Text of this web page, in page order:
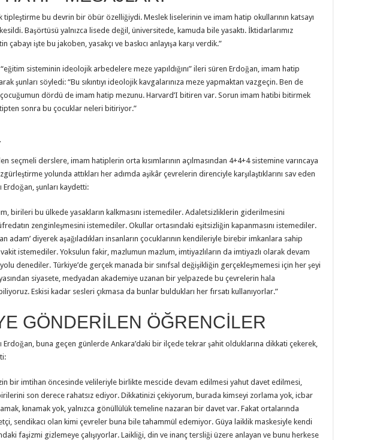
tipleştirme bu devrin bir öbür özelliğiydi. Meslek liselerinin ve imam hatip okullarının katsayı
Başörtüsü yalnızca lisede değil, üniversitede, kamuda bile yasaktı. İktidarlarımız
çabayı işte bu jakoben, yasakçı ve baskıcı anlayışa karşı verdik.”
sisteminin ideolojik arbedelere meze yapıldığını” ileri süren Erdoğan, imam hatip
şunları söyledi: “Bu sıkıntıyı ideolojik kavgalarınıza meze yapmaktan vazgeçin. Ben de
dördü de imam hatip mezunu. Harvard’I bitiren var. Sorun imam hatibi bitirmek
sonra bu çocuklar neleri bitiriyor.”
seçmeli derslere, imam hatiplerin orta kısımlarının açılmasından 4+4+4 sistemine varıncaya
yolunda attıkları her adımda aşikâr çevrelerin direnciyle karşılaştıklarını sav eden
Erdoğan, şunları kaydetti:
birileri bu ülkede yasakların kalkmasını istemediler. Adaletsizliklerin giderilmesini
zenginleşmesini istemediler. Okullar ortasındaki eşitsizliğin kapanmasını istemediler.
adam’ diyerek aşağıladıkları insanların çocuklarının kendileriyle birebir imkanlara sahip
vakit istemediler. Yoksulun fakir, mazlumun mazlum, imtiyazlıların da imtiyazlı olarak devam
denediler. Türkiye’de gerçek manada bir sınıfsal değişikliğin gerçekleşmemesi için her şeyi
siyasete, medyadan akademiye uzanan bir yelpazede bu çevrelerin hala
Eskisi kadar sesleri çıkmasa da bunlar buldukları her fırsatı kullanıyorlar.”
GÖNDERİLEN ÖĞRENCİLER
Erdoğan, buna geçen günlerde Ankara’daki bir ilçede tekrar şahit olduklarına dikkati çekerek,
bir imtihan öncesinde velileriyle birlikte mescide devam edilmesi yahut davet edilmesi,
son derece rahatsız ediyor. Dikkatinizi çekiyorum, burada kimseyi zorlama yok, icbar
kınamak yok, yalnızca gönüllülük temeline nazaran bir davet var. Fakat ortalarında
sendikacı olan kimi çevreler buna bile tahammül edemiyor. Güya laiklik maskesiyle kendi
faşizmi gizlemeye çalışıyorlar. Laikliği, din ve inanç tersliği üzere anlayan ve bunu herkese